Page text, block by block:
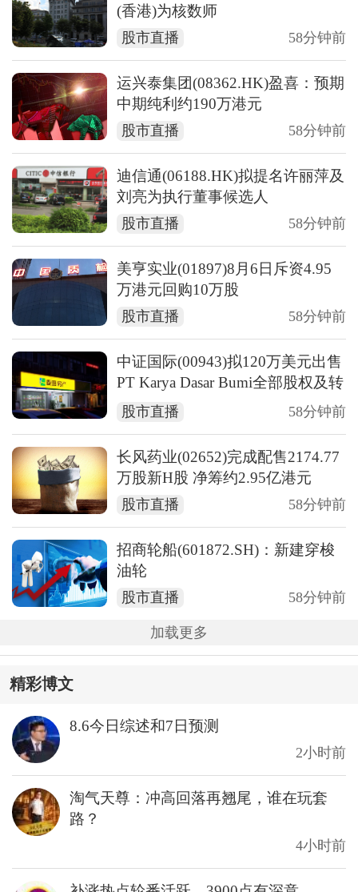
(香港)为核数师
股市直播 58分钟前
运兴泰集团(08362.HK)盈喜：预期
中期纯利约190万港元
股市直播 58分钟前
迪信通(06188.HK)拟提名许丽萍及
刘亮为执行董事候选人
股市直播 58分钟前
美亨实业(01897)8月6日斥资4.95
万港元回购10万股
股市直播 58分钟前
中证国际(00943)拟120万美元出售
PT Karya Dasar Bumi全部股权及转
让销售贷款
股市直播 58分钟前
长风药业(02652)完成配售2174.77
万股新H股 净筹约2.95亿港元
股市直播 58分钟前
招商轮船(601872.SH)：新建穿梭
油轮
股市直播 58分钟前
加载更多
精彩博文
8.6今日综述和7日预测
2小时前
淘气天尊：冲高回落再翘尾，谁在玩套
路？
4小时前